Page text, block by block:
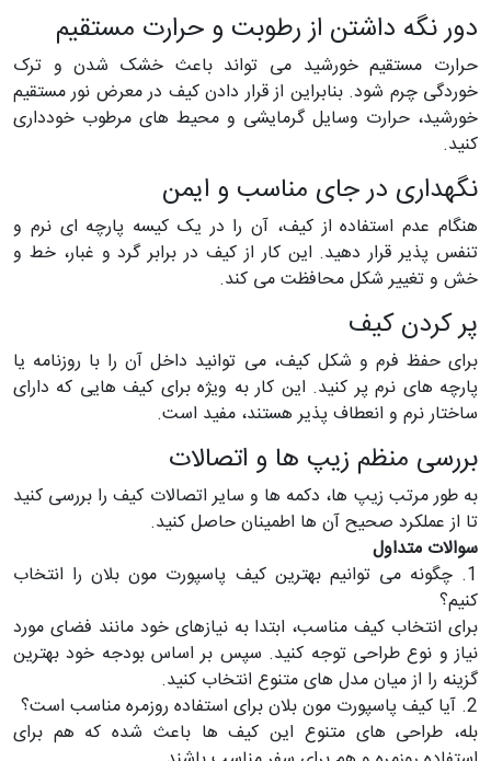
دور نگه داشتن از رطوبت و حرارت مستقیم
حرارت مستقیم خورشید می تواند باعث خشک شدن و ترک
خوردگی چرم شود. بنابراین از قرار دادن کیف در معرض نور مستقیم
خورشید، حرارت وسایل گرمایشی و محیط های مرطوب خودداری
کنید.
نگهداری در جای مناسب و ایمن
هنگام عدم استفاده از کیف، آن را در یک کیسه پارچه ای نرم و
تنفس پذیر قرار دهید. این کار از کیف در برابر گرد و غبار، خط و
خش و تغییر شکل محافظت می کند.
پر کردن کیف
برای حفظ فرم و شکل کیف، می توانید داخل آن را با روزنامه یا
پارچه های نرم پر کنید. این کار به ویژه برای کیف هایی که دارای
ساختار نرم و انعطاف پذیر هستند، مفید است.
بررسی منظم زیپ ها و اتصالات
به طور مرتب زیپ ها، دکمه ها و سایر اتصالات کیف را بررسی کنید
تا از عملکرد صحیح آن ها اطمینان حاصل کنید.
سوالات متداول
1. چگونه می توانیم بهترین کیف پاسپورت مون بلان را انتخاب
کنیم؟
برای انتخاب کیف مناسب، ابتدا به نیازهای خود مانند فضای مورد
نیاز و نوع طراحی توجه کنید. سپس بر اساس بودجه خود بهترین
گزینه را از میان مدل های متنوع انتخاب کنید.
2. آیا کیف پاسپورت مون بلان برای استفاده روزمره مناسب است؟
بله، طراحی های متنوع این کیف ها باعث شده که هم برای